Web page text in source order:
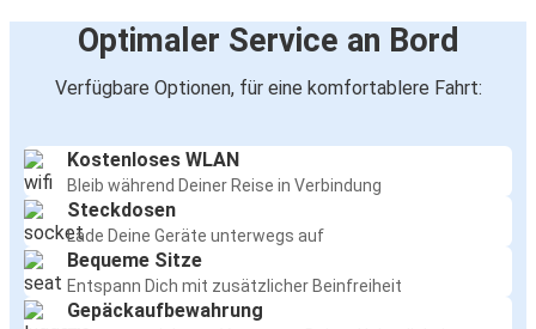
Optimaler Service an Bord
Verfügbare Optionen, für eine komfortablere Fahrt:
Kostenloses WLAN
Bleib während Deiner Reise in Verbindung
Steckdosen
Lade Deine Geräte unterwegs auf
Bequeme Sitze
Entspann Dich mit zusätzlicher Beinfreiheit
Gepäckaufbewahrung